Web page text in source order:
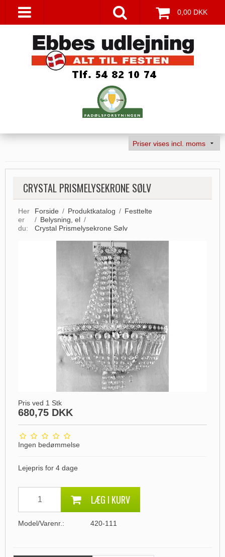
0,00 DKK
CRYSTAL PRISMELYSEKRONE SØLV
Her
er
du:
Forside / Produktkatalog / Festtelte
/ Belysning, el /
Crystal Prismelysekrone Sølv
Pris ved 1 Stk
680,75 DKK
Ingen bedømmelse
Lejepris for 4 dage
LÆG I KURV
Model/Varenr.: 420-111